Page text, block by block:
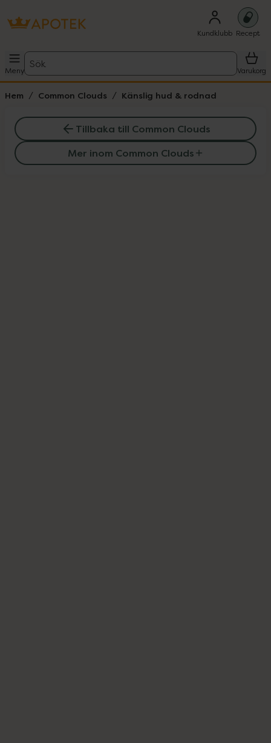
Kundklubb Recept
Meny
Sök
Varukorg
Hem Common Clouds Känslig hud & rodnad
Tillbaka till Common Clouds
Mer inom Common Clouds